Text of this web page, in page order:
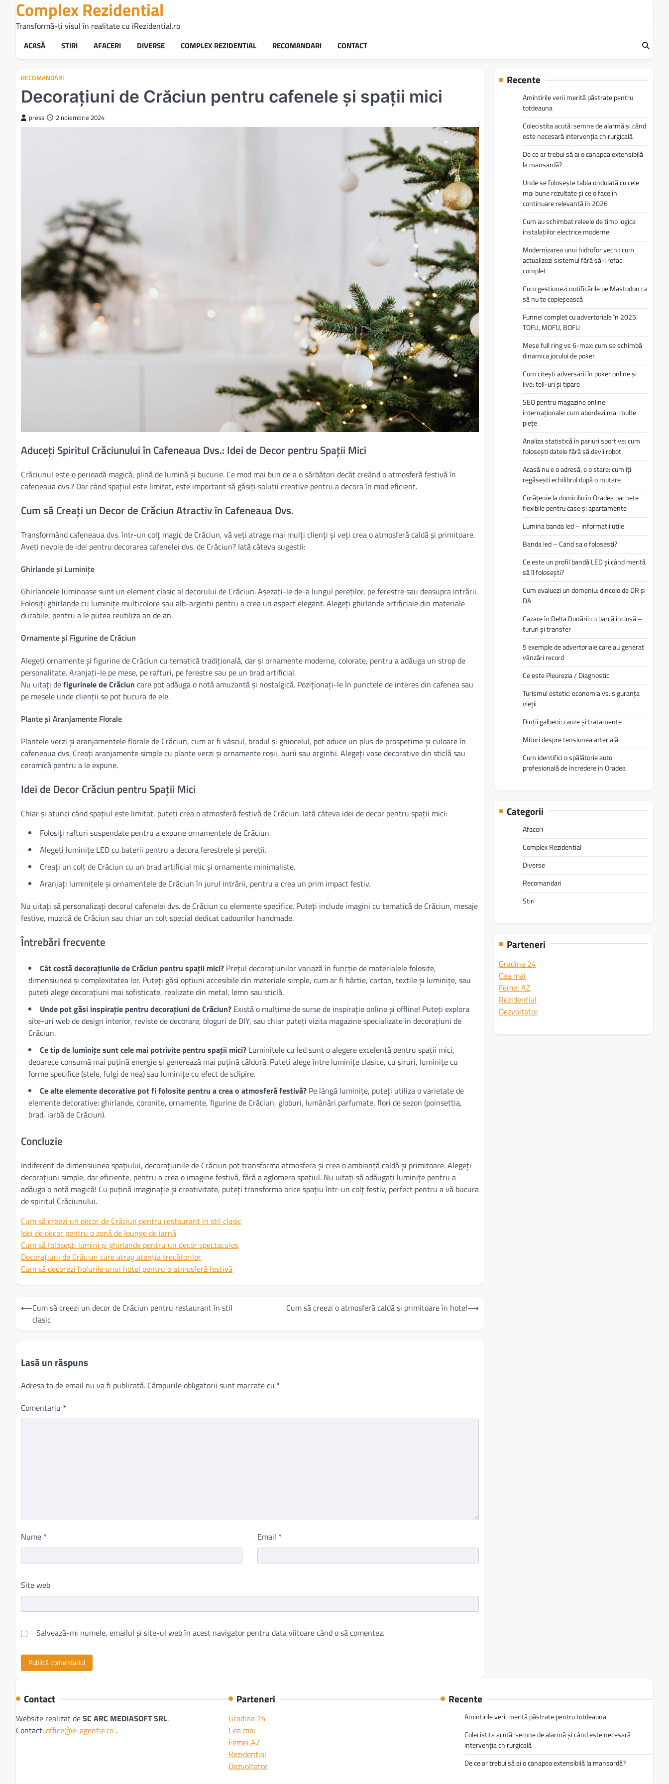
content
Complex Rezidential
Transformă-ți visul în realitate cu iRezidential.ro
ACASĂ STIRI AFACERI DIVERSE COMPLEX REZIDENTIAL RECOMANDARI CONTACT
RECOMANDARI
Decorațiuni de Crăciun pentru cafenele și spații mici
press 2 noiembrie 2024
Aduceți Spiritul Crăciunului în Cafeneaua Dvs.: Idei de Decor pentru Spații Mici
Crăciunul este o perioadă magică, plină de lumină și bucurie. Ce mod mai bun de a o sărbători decât creând o atmosferă festivă în
cafeneaua dvs.? Dar când spațiul este limitat, este important să găsiți soluții creative pentru a decora în mod eficient.
Cum să Creați un Decor de Crăciun Atractiv în Cafeneaua Dvs.
Transformând cafeneaua dvs. într-un colț magic de Crăciun, vă veți atrage mai mulți clienți și veți crea o atmosferă caldă și primitoare.
Aveți nevoie de idei pentru decorarea cafenelei dvs. de Crăciun? Iată câteva sugestii:
Ghirlande și Luminițe
Ghirlandele luminoase sunt un element clasic al decorului de Crăciun. Așezați-le de-a lungul pereților, pe ferestre sau deasupra intrării.
Folosiți ghirlande cu luminițe multicolore sau alb-argintii pentru a crea un aspect elegant. Alegeți ghirlande artificiale din materiale
durabile, pentru a le putea reutiliza an de an.
Ornamente și Figurine de Crăciun
Alegeți ornamente și figurine de Crăciun cu tematică tradițională, dar și ornamente moderne, colorate, pentru a adăuga un strop de
personalitate. Aranjați-le pe mese, pe rafturi, pe ferestre sau pe un brad artificial.
Nu uitați defigurinele de Crăciun care pot adăuga o notă amuzantă și nostalgică. Poziționați-le în punctele de interes din cafenea sau
pe mesele unde clienții se pot bucura de ele.
Plante și Aranjamente Florale
Plantele verzi și aranjamentele florale de Crăciun, cum ar fi vâscul, bradul și ghiocelul, pot aduce un plus de prospețime și culoare în
cafeneaua dvs. Creați aranjamente simple cu plante verzi și ornamente roșii, aurii sau argintii. Alegeți vase decorative din sticlă sau
ceramică pentru a le expune.
Idei de Decor Crăciun pentru Spații Mici
Chiar și atunci când spațiul este limitat, puteți crea o atmosferă festivă de Crăciun. Iată câteva idei de decor pentru spații mici:
Folosiți rafturi suspendate pentru a expune ornamentele de Crăciun.
Alegeți luminițe LED cu baterii pentru a decora ferestrele și pereții.
Creați un colț de Crăciun cu un brad artificial mic și ornamente minimaliste.
Aranjați luminițele și ornamentele de Crăciun în jurul intrării, pentru a crea un prim impact festiv.
Nu uitați să personalizați decorul cafenelei dvs. de Crăciun cu elemente specifice. Puteți include imagini cu tematică de Crăciun, mesaje
festive, muzică de Crăciun sau chiar un colț special dedicat cadourilor handmade.
Întrebări frecvente
Cât costă decorațiunile de Crăciun pentru spații mici? Prețul decorațiunilor variază în funcție de materialele folosite,
dimensiunea și complexitatea lor. Puteți găsi opțiuni accesibile din materiale simple, cum ar fi hârtie, carton, textile și luminițe, sau
puteți alege decorațiuni mai sofisticate, realizate din metal, lemn sau sticlă.
Unde pot găsi inspirație pentru decorațiuni de Crăciun? Există o mulțime de surse de inspirație online și offline! Puteți explora
site-uri web de design interior, reviste de decorare, bloguri de DIY, sau chiar puteți vizita magazine specializate în decorațiuni de
Crăciun.
Ce tip de luminițe sunt cele mai potrivite pentru spații mici? Luminițele cu led sunt o alegere excelentă pentru spații mici,
deoarece consumă mai puțină energie și generează mai puțină căldură. Puteți alege între luminițe clasice, cu șiruri, luminițe cu
forme specifice (stele, fulgi de nea) sau luminițe cu efect de sclipire.
Ce alte elemente decorative pot fi folosite pentru a crea o atmosferă festivă? Pe lângă luminițe, puteți utiliza o varietate de
elemente decorative: ghirlande, coronite, ornamente, figurine de Crăciun, globuri, lumânări parfumate, flori de sezon (poinsettia,
brad, iarbă de Crăciun).
Concluzie
Indiferent de dimensiunea spațiului, decorațiunile de Crăciun pot transforma atmosfera și crea o ambianță caldă și primitoare. Alegeți
decorațiuni simple, dar eficiente, pentru a crea o imagine festivă, fără a aglomera spațiul. Nu uitați să adăugați luminițe pentru a
adăuga o notă magică! Cu puțină imaginație și creativitate, puteți transforma orice spațiu într-un colț festiv, perfect pentru a vă bucura
de spiritul Crăciunului.
Cum să creezi un decor de Crăciun pentru restaurant în stil clasic
Idei de decor pentru o zonă de lounge de iarnă
Cum să folosești lumini și ghirlande pentru un decor spectaculos
Decorațiuni de Crăciun care atrag atenția trecătorilor
Cum să decorezi holurile unui hotel pentru o atmosferă festivă
Navigare
articole
⟵Cum să creezi un decor de Crăciun pentru restaurant în stil
clasic
Cum să creezi o atmosferă caldă și primitoare în hotel⟶
Lasă un răspuns
Adresa ta de email nu va fi publicată. Câmpurile obligatorii sunt marcate cu *
Comentariu *
Nume * Email *
Site web
Salvează-mi numele, emailul și site-ul web în acest navigator pentru data viitoare când o să comentez.
Recente
Amintirile verii merită păstrate pentru
totdeauna
Colecistita acută: semne de alarmă și când
este necesară intervenția chirurgicală
De ce ar trebui să ai o canapea extensibilă
la mansardă?
Unde se folosește tabla ondulată cu cele
mai bune rezultate și ce o face în
continuare relevantă în 2026
Cum au schimbat releele de timp logica
instalațiilor electrice moderne
Modernizarea unui hidrofor vechi: cum
actualizezi sistemul fără să-l refaci
complet
Cum gestionezi notificările pe Mastodon ca
să nu te copleșească
Funnel complet cu advertoriale în 2025:
TOFU, MOFU, BOFU
Mese full ring vs 6-max: cum se schimbă
dinamica jocului de poker
Cum citești adversarii în poker online și
live: tell-uri și tipare
SEO pentru magazine online
internaționale: cum abordezi mai multe
piețe
Analiza statistică în pariuri sportive: cum
folosești datele fără să devii robot
Acasă nu e o adresă, e o stare: cum îți
regăsești echilibrul după o mutare
Curățenie la domiciliu în Oradea pachete
flexibile pentru case și apartamente
Lumina banda led – informatii utile
Banda led – Cand sa o folosesti?
Ce este un profil bandă LED și când merită
să îl folosești?
Cum evaluezi un domeniu: dincolo de DR și
DA
Cazare în Delta Dunării cu barcă inclusă –
tururi și transfer
5 exemple de advertoriale care au generat
vânzări record
Ce este Pleurezia / Diagnostic
Turismul estetic: economia vs. siguranța
vieții
Dinții galbeni: cauze și tratamente
Mituri despre tensiunea arterială
Cum identifici o spălătorie auto
profesională de încredere în Oradea
Categorii
Afaceri
Complex Rezidential
Diverse
Recomandari
Stiri
Parteneri
Gradina 24
Cea mai
Femei AZ
Rezidential
Dezvoltator
Contact
Website realizat deSC ARC MEDIASOFT SRL.
Contact:office@e-agentie.ro .
Parteneri
Gradina 24
Cea mai
Femei AZ
Rezidential
Dezvoltator
Recente
Amintirile verii merită păstrate pentru totdeauna
Colecistita acută: semne de alarmă și când este necesară
intervenția chirurgicală
De ce ar trebui să ai o canapea extensibilă la mansardă?